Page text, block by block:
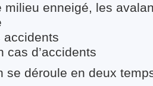
milieu enneigé, les
accidents
cas d’accidents
se déroule en deux